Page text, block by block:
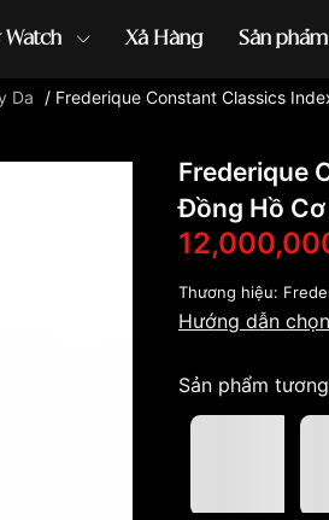
Watch Xả Hàng Sản phẩm
đồng hồ Orient ...
Da / Frederique Constant Classics
Frederique
Đồng Hồ
Thương hiệu:
Hướng dẫn
Sản phẩm